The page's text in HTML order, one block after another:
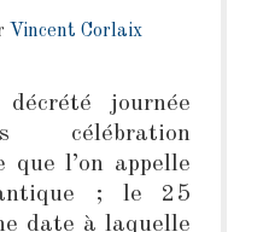
Vincent Corlaix
journée
célébration
que l’on appelle
; le 25
date à laquelle